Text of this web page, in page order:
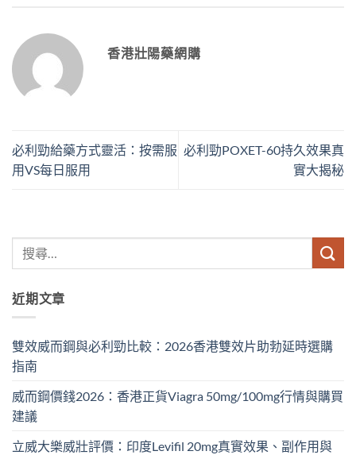
香港壯陽藥網購
必利勁給藥方式靈活：按需服
用VS每日服用
必利勁POXET-60持久效果真
實大揭秘
近期文章
雙效威而鋼與必利勁比較：2026香港雙效片助勃延時選購
指南
威而鋼價錢2026：香港正貨Viagra 50mg/100mg行情與購買
建議
立威大樂威壯評價：印度Levifil 20mg真實效果、副作用與